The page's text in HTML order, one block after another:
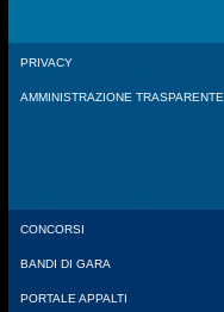
PRIVACY
AMMINISTRAZIONE TRASPARENTE
CONCORSI
BANDI DI GARA
PORTALE APPALTI